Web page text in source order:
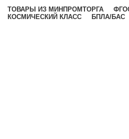
ТОВАРЫ ИЗ МИНПРОМТОРГА
КОСМИЧЕСКИЙ КЛАСС
БПЛА/БАС